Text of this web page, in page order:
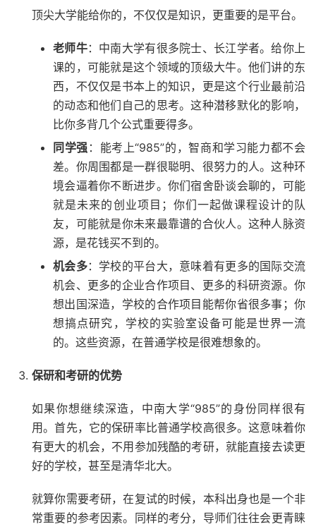
顶尖大学能给你的，不仅仅是知识，更重要的是平台。
老师牛：中南大学有很多院士、长江学者。给你上
课的，可能就是这个领域的顶级大牛。他们讲的东
西，不仅仅是书本上的知识，更是这个行业最前沿
的动态和他们自己的思考。这种潜移默化的影响，
比你多背几个公式重要得多。
同学强 ：能考上“985”的，智商和学习能力都不会
差。你周围都是一群很聪明、很努力的人。这种环
境会逼着你不断进步。你们宿舍卧谈会聊的，可能
就是未来的创业项目；你们一起做课程设计的队
友，可能就是你未来最靠谱的合伙人。这种人脉资
源，是花钱买不到的。
机会多：学校的平台大，意味着有更多的国际交流
机会、更多的企业合作项目、更多的科研资源。你
想出国深造，学校的合作项目能帮你省很多事；你
想搞点研究，学校的实验室设备可能是世界一流
的。这些资源，在普通学校是很难想象的。
保研和考研的优势
如果你想继续深造，中南大学“985”的身份同样很有
用。首先，它的保研率比普通学校高很多。这意味着你
有更大的机会，不用参加残酷的考研，就能直接去读更
好的学校，甚至是清华北大。
就算你需要考研，在复试的时候，本科出身也是一个非
常重要的参考因素。同样的考分，导师们往往会更青睐